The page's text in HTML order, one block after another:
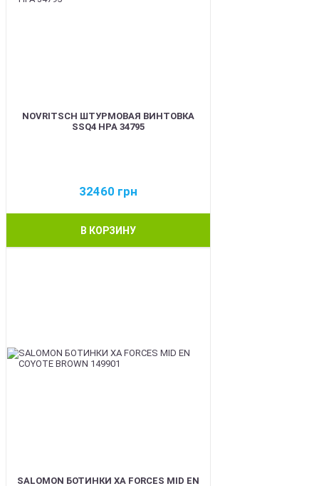
NOVRITSCH ШТУРМОВАЯ ВИНТОВКА
SSQ4 HPA 34795
32460 грн
В КОРЗИНУ
SALOMON БОТИНКИ XA FORCES MID EN